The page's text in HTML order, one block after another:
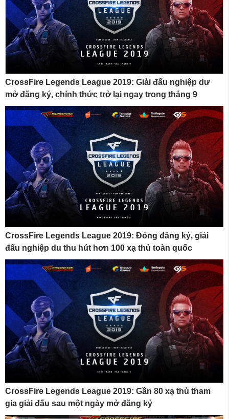
CrossFire Legends League 2019: Giải đấu nghiệp dư
mở đăng ký, chính thức trở lại ngay trong tháng 9
CrossFire Legends League 2019: Đóng đăng ký, giải
đấu nghiệp du thu hút hơn 100 xạ thủ toàn quốc
CrossFire Legends League 2019: Gần 80 xạ thủ tham
gia giải đấu sau một ngày mở đăng ký